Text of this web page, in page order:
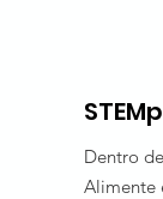
Dentro
Alimente